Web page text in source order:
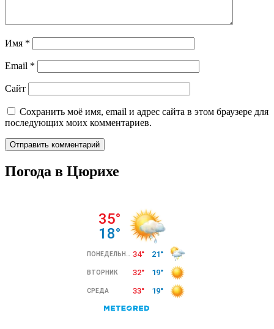
Имя *
Email *
Сайт
Сохранить моё имя, email и адрес сайта в этом браузере для
последующих моих комментариев.
Погода в Цюрихе